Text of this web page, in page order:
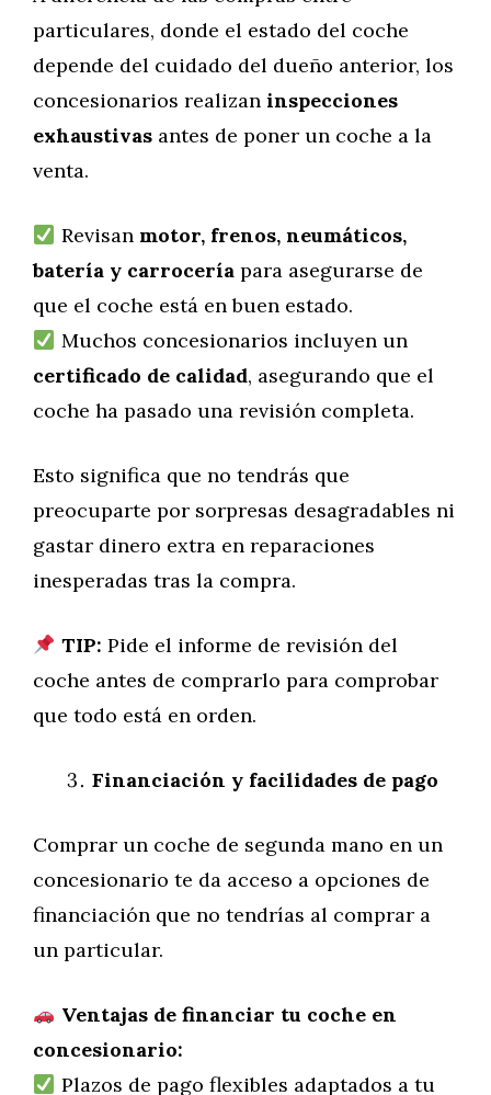
particulares, donde el estado del coche
depende del cuidado del dueño anterior, los
concesionarios realizan inspecciones
exhaustivas antes de poner un coche a la
venta.
Revisan motor, frenos, neumáticos,
batería y carrocería para asegurarse de
que el coche está en buen estado.
Muchos concesionarios incluyen un
certificado de calidad, asegurando que el
coche ha pasado una revisión completa.
Esto significa que no tendrás que
preocuparte por sorpresas desagradables ni
gastar dinero extra en reparaciones
inesperadas tras la compra.
TIP: Pide el informe de revisión del
coche antes de comprarlo para comprobar
que todo está en orden.
Financiación y facilidades de pago
Comprar un coche de segunda mano en un
concesionario te da acceso a opciones de
financiación que no tendrías al comprar a
un particular.
Ventajas de financiar tu coche en
concesionario:
Plazos de pago flexibles adaptados a tu